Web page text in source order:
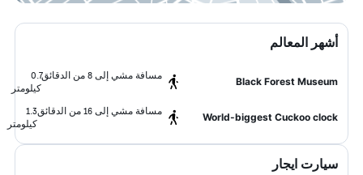
أشهر المعالم
Black Forest Museum
مسافة مشي إلى 8 من الدقائق
0.7
كيلومتر
World-biggest Cuckoo clock
مسافة مشي إلى 16 من الدقائق
1.3
كيلومتر
سيارت ايجار